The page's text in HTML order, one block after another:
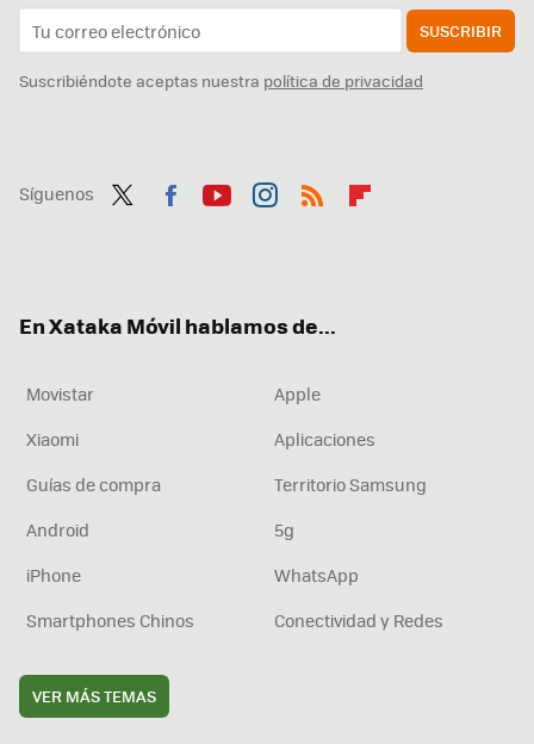
SUSCRIBIR
Suscribiéndote aceptas nuestra política de privacidad
Síguenos
En Xataka Móvil hablamos de...
Movistar
Apple
Xiaomi
Aplicaciones
Guías de compra
Territorio Samsung
Android
5g
iPhone
WhatsApp
Smartphones Chinos
Conectividad y Redes
VER MÁS TEMAS